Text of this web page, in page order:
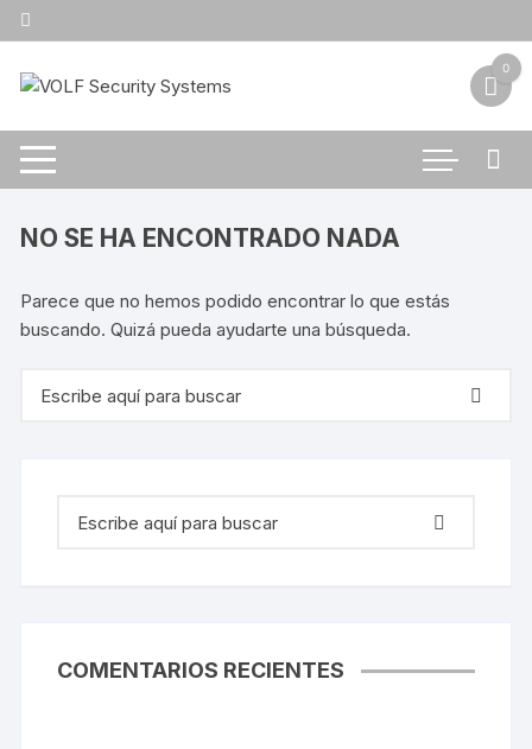
Saltar
al
contenido
0
NO SE HA ENCONTRADO NADA
Parece que no hemos podido encontrar lo que estás
buscando. Quizá pueda ayudarte una búsqueda.
COMENTARIOS RECIENTES